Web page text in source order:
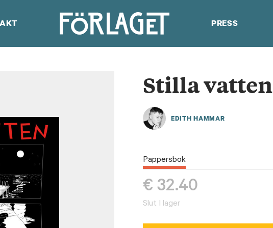
PRESS
Stilla vatten
EDITH HAMMAR
Pappersbok
€ 32.40
Slut I lager